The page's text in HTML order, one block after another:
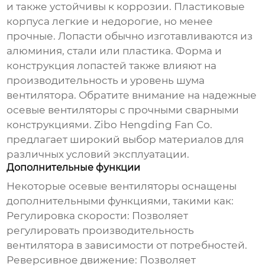
и также устойчивы к коррозии. Пластиковые
корпуса легкие и недорогие, но менее
прочные. Лопасти обычно изготавливаются из
алюминия, стали или пластика. Форма и
конструкция лопастей также влияют на
производительность и уровень шума
вентилятора. Обратите внимание на надежные
осевые вентиляторы с прочными сварными
конструкциями. Zibo Hengding Fan Co.
предлагает широкий выбор материалов для
различных условий эксплуатации.
Дополнительные функции
Некоторые осевые вентиляторы оснащены
дополнительными функциями, такими как:
Регулировка скорости: Позволяет
регулировать производительность
вентилятора в зависимости от потребностей.
Реверсивное движение: Позволяет